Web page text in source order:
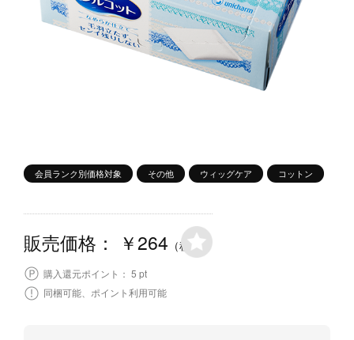
会員ランク別価格対象 その他 ウィッグケア コットン
販売価格： ￥264 （税込）
購入還元ポイント： 5 pt
同梱可能、ポイント利用可能